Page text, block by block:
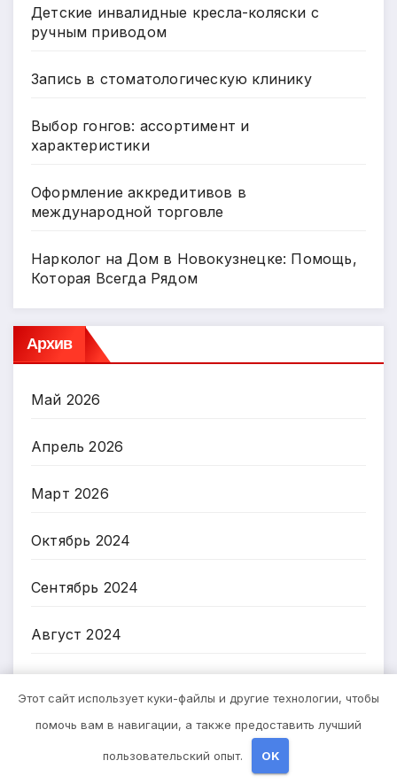
Детские инвалидные кресла-коляски с
ручным приводом
Запись в стоматологическую клинику
Выбор гонгов: ассортимент и
характеристики
Оформление аккредитивов в
международной торговле
Нарколог на Дом в Новокузнецке: Помощь,
Которая Всегда Рядом
Архив
Май 2026
Апрель 2026
Март 2026
Октябрь 2024
Сентябрь 2024
Август 2024
Июнь 2024
Этот сайт использует куки-файлы и другие технологии, чтобы
помочь вам в навигации, а также предоставить лучший
пользовательский опыт. OK